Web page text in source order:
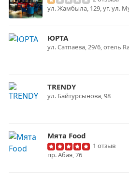
ул. Жамбыла, 129, уг. ул.
ЮРТА
ул. Сатпаева, 29/6, отель
TRENDY
ул. ​Байтурсынова, 98
Мята Food
1 отзыв
пр. Абая, 76